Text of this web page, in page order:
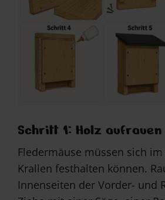
Schritt 1: Holz aufrauen
Fledermäuse müssen sich
Krallen festhalten können.
Innenseiten der Vorder- und